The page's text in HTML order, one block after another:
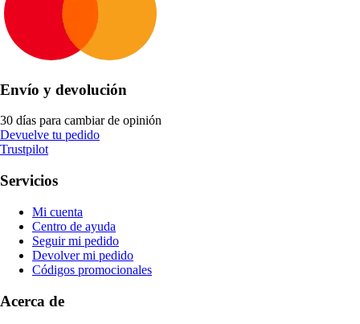
Envío y devolución
30 días para cambiar de opinión
Devuelve tu pedido
Trustpilot
Servicios
Mi cuenta
Centro de ayuda
Seguir mi pedido
Devolver mi pedido
Códigos promocionales
Acerca de